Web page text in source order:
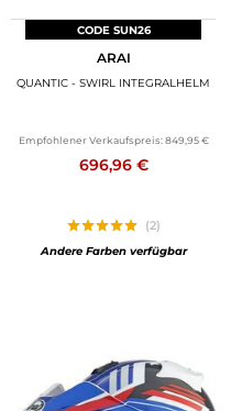
CODE SUN26
ARAI
QUANTIC - SWIRL INTEGRALHELM
Empfohlener Verkaufspreis: 849,95 €
696,96 €
(2)
Andere Farben verfügbar